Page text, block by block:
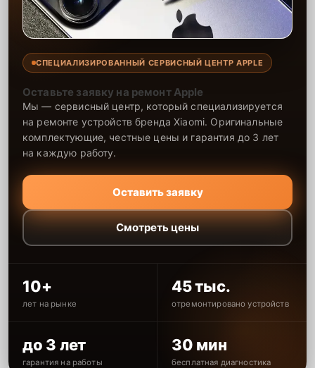
СПЕЦИАЛИЗИРОВАННЫЙ СЕРВИСНЫЙ ЦЕНТР APPLE
Оставьте заявку на ремонт Apple
Мы — сервисный центр, который специализируется
на ремонте устройств бренда Xiaomi. Оригинальные
комплектующие, честные цены и гарантия до 3 лет
на каждую работу.
Оставить заявку
Смотреть цены
10+
лет на рынке
45 тыс.
отремонтировано устройств
до 3 лет
гарантия на работы
30 мин
бесплатная диагностика